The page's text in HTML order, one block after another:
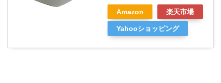
Amazon 楽天市場
Yahooショッピング